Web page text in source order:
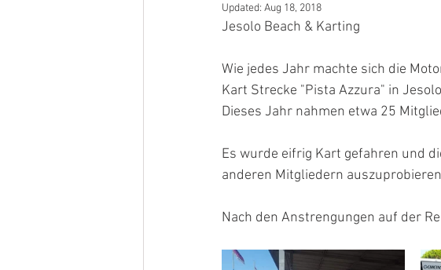
Updated: Aug 18, 2018
Jesolo Beach & Karting
Wie jedes Jahr machte sich die
Kart Strecke "Pista Azzura" in
Dieses Jahr nahmen etwa 25
Es wurde eifrig Kart gefahren und
anderen Mitgliedern
Nach den Anstrengungen auf der